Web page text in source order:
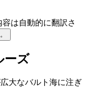
容は自動的に翻訳さ
ーズ
大なバルト海に注ぎ